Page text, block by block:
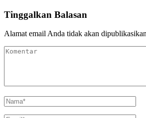
Tinggalkan Balasan
Alamat email Anda tidak akan